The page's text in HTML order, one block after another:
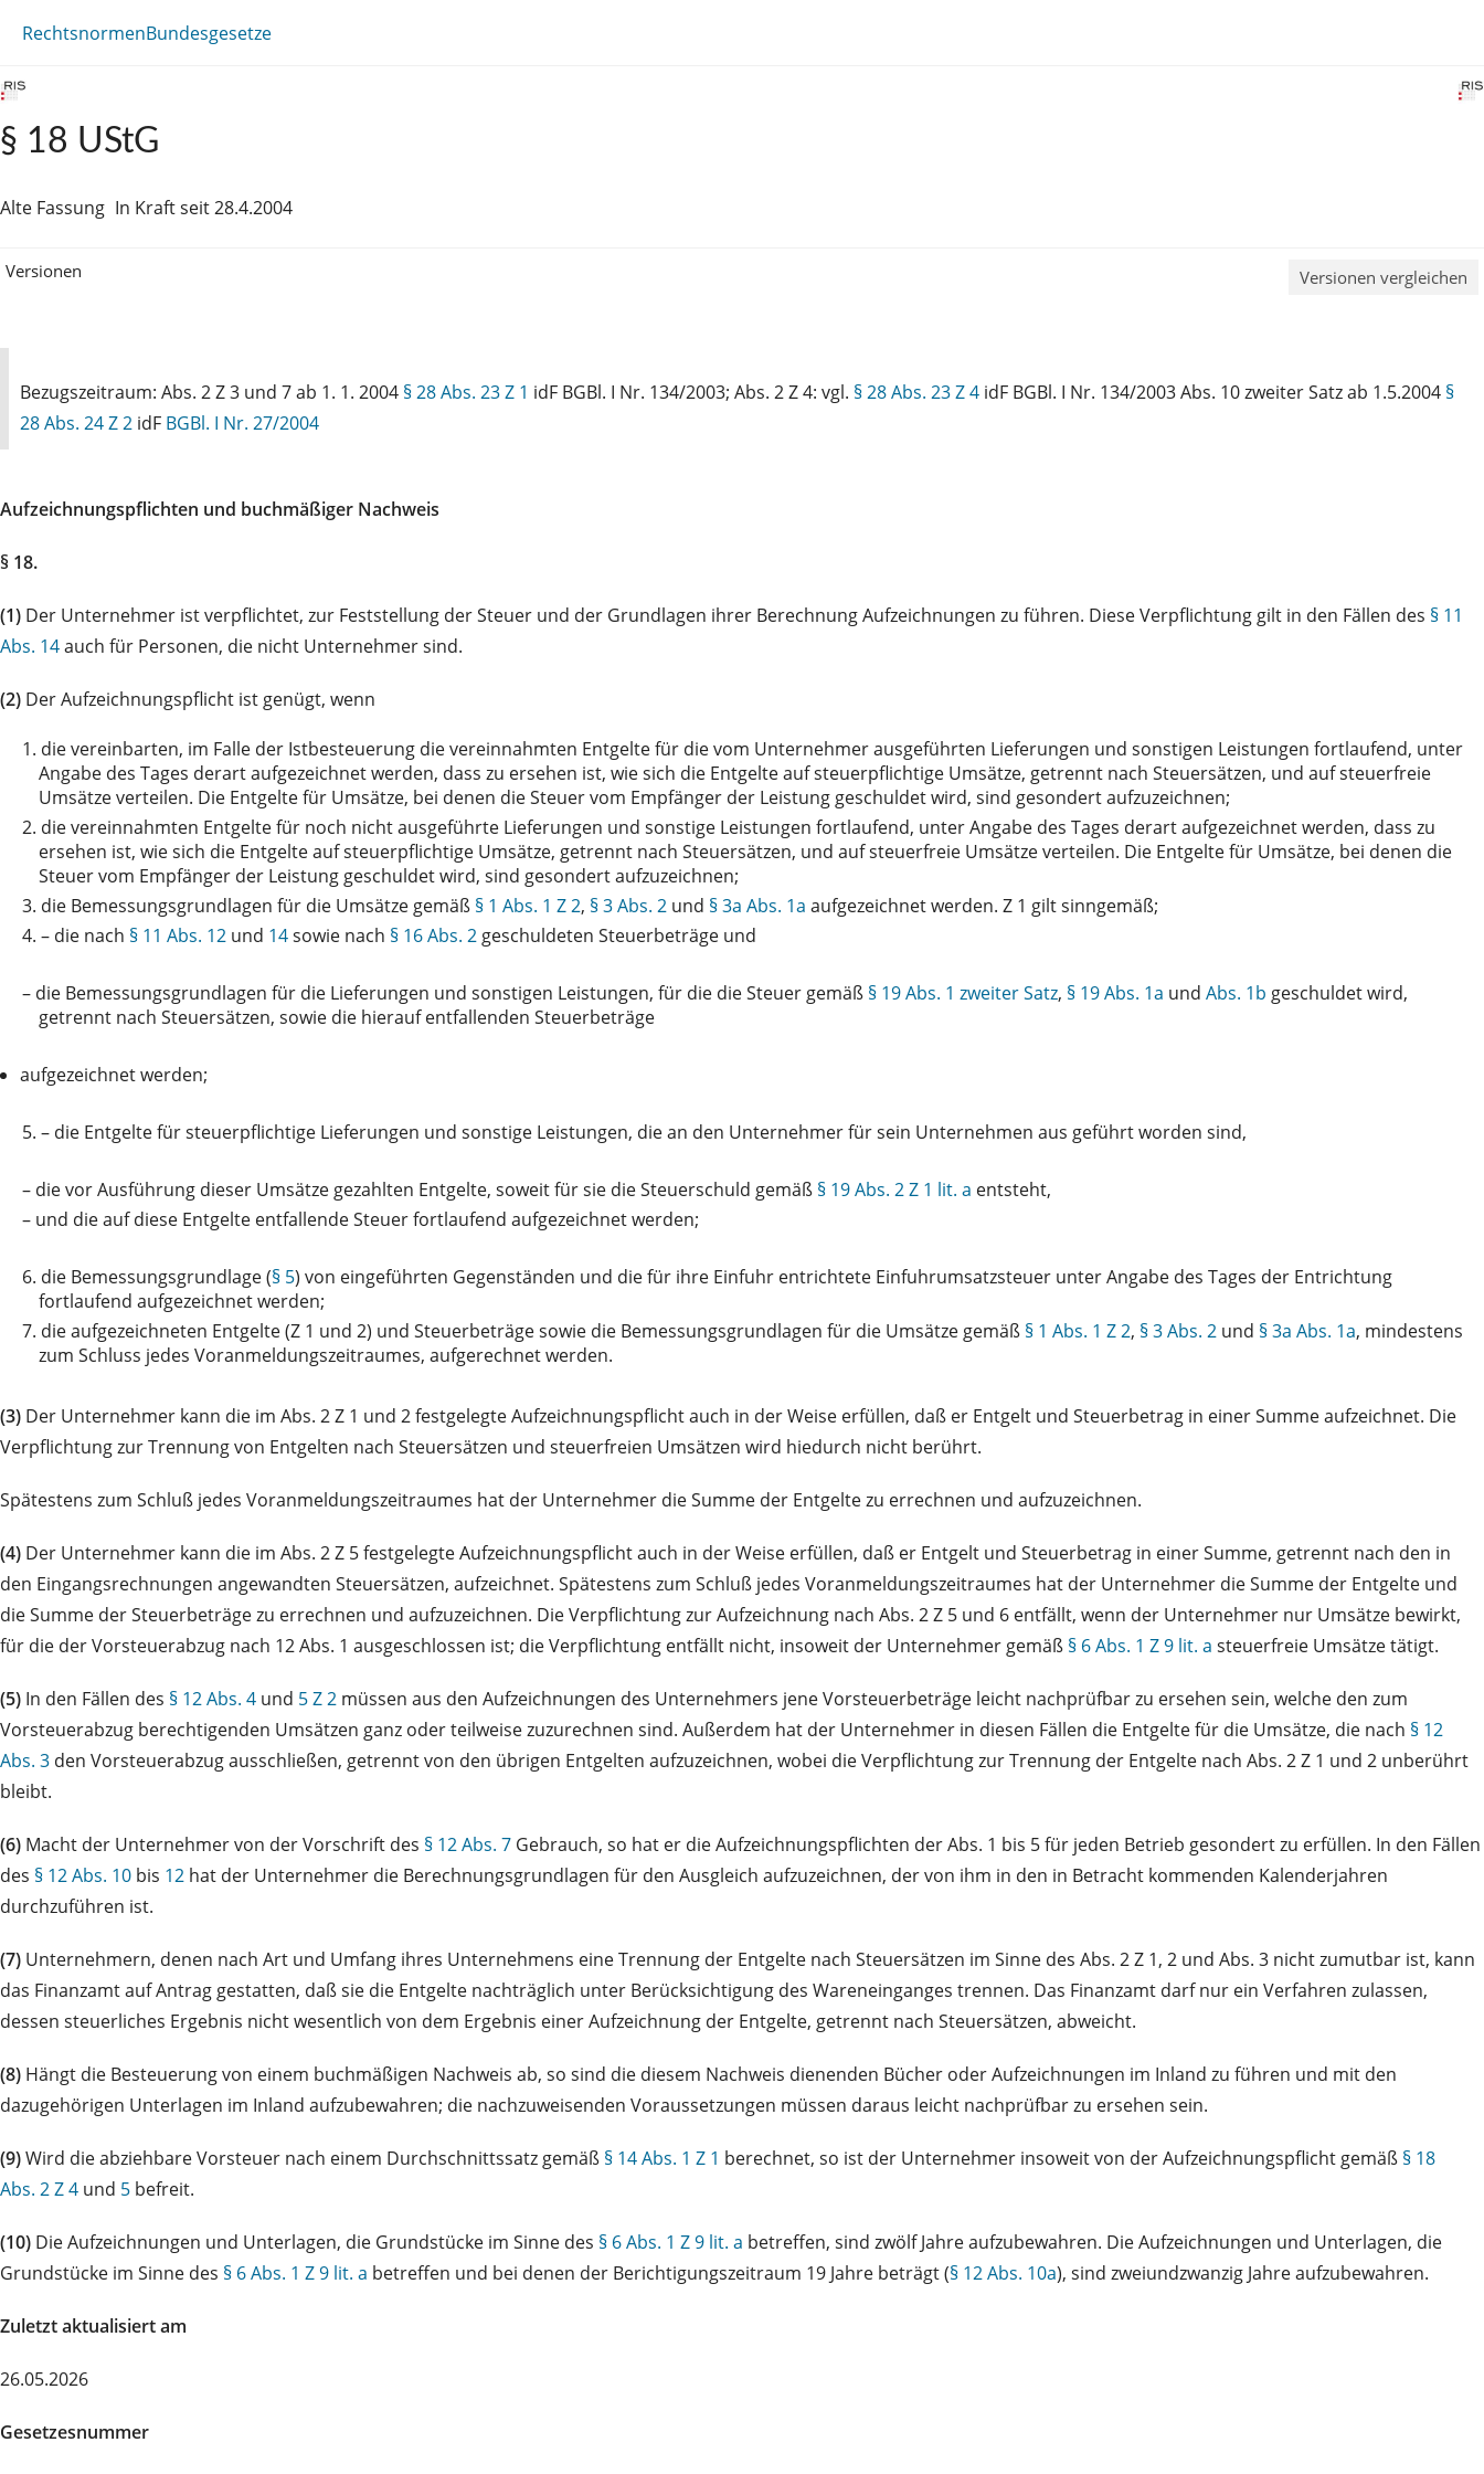
RechtsnormenBundesgesetze
§ 18 UStG
Alte Fassung In Kraft seit 28.4.2004
Versionen Versionen vergleichen
Bezugszeitraum: Abs. 2 Z 3 und 7 ab 1. 1. 2004 § 28 Abs. 23 Z 1 idF BGBl. I Nr. 134/2003; Abs. 2 Z 4: vgl. § 28 Abs. 23 Z 4 idF BGBl. I Nr. 134/2003 Abs. 10 zweiter Satz ab 1.5.2004 §
28 Abs. 24 Z 2 idF BGBl. I Nr. 27/2004
Aufzeichnungspflichten und buchmäßiger Nachweis
§ 18.
(1) Der Unternehmer ist verpflichtet, zur Feststellung der Steuer und der Grundlagen ihrer Berechnung Aufzeichnungen zu führen. Diese Verpflichtung gilt in den Fällen des § 11
Abs. 14auch für Personen, die nicht Unternehmer sind.
(2) Der Aufzeichnungspflicht ist genügt, wenn
1. die vereinbarten, im Falle der Istbesteuerung die vereinnahmten Entgelte für die vom Unternehmer ausgeführten Lieferungen und sonstigen Leistungen fortlaufend, unter
Angabe des Tages derart aufgezeichnet werden, dass zu ersehen ist, wie sich die Entgelte auf steuerpflichtige Umsätze, getrennt nach Steuersätzen, und auf steuerfreie
Umsätze verteilen. Die Entgelte für Umsätze, bei denen die Steuer vom Empfänger der Leistung geschuldet wird, sind gesondert aufzuzeichnen;
2. die vereinnahmten Entgelte für noch nicht ausgeführte Lieferungen und sonstige Leistungen fortlaufend, unter Angabe des Tages derart aufgezeichnet werden, dass zu
ersehen ist, wie sich die Entgelte auf steuerpflichtige Umsätze, getrennt nach Steuersätzen, und auf steuerfreie Umsätze verteilen. Die Entgelte für Umsätze, bei denen die
Steuer vom Empfänger der Leistung geschuldet wird, sind gesondert aufzuzeichnen;
3. die Bemessungsgrundlagen für die Umsätze gemäß § 1 Abs. 1 Z 2, § 3 Abs. 2 und § 3a Abs. 1a aufgezeichnet werden. Z 1 gilt sinngemäß;
4. – die nach § 11 Abs. 12 und 14sowie nach § 16 Abs. 2 geschuldeten Steuerbeträge und
– die Bemessungsgrundlagen für die Lieferungen und sonstigen Leistungen, für die die Steuer gemäß § 19 Abs. 1 zweiter Satz, § 19 Abs. 1a und Abs. 1b geschuldet wird,
getrennt nach Steuersätzen, sowie die hierauf entfallenden Steuerbeträge
aufgezeichnet werden;
5. – die Entgelte für steuerpflichtige Lieferungen und sonstige Leistungen, die an den Unternehmer für sein Unternehmen aus geführt worden sind,
– die vor Ausführung dieser Umsätze gezahlten Entgelte, soweit für sie die Steuerschuld gemäß § 19 Abs. 2 Z 1 lit. a entsteht,
– und die auf diese Entgelte entfallende Steuer fortlaufend aufgezeichnet werden;
6. die Bemessungsgrundlage (§ 5) von eingeführten Gegenständen und die für ihre Einfuhr entrichtete Einfuhrumsatzsteuer unter Angabe des Tages der Entrichtung
fortlaufend aufgezeichnet werden;
7. die aufgezeichneten Entgelte (Z 1 und 2) und Steuerbeträge sowie die Bemessungsgrundlagen für die Umsätze gemäß § 1 Abs. 1 Z 2, § 3 Abs. 2 und § 3a Abs. 1a, mindestens
zum Schluss jedes Voranmeldungszeitraumes, aufgerechnet werden.
(3) Der Unternehmer kann die im Abs. 2 Z 1 und 2 festgelegte Aufzeichnungspflicht auch in der Weise erfüllen, daß er Entgelt und Steuerbetrag in einer Summe aufzeichnet. Die
Verpflichtung zur Trennung von Entgelten nach Steuersätzen und steuerfreien Umsätzen wird hiedurch nicht berührt.
Spätestens zum Schluß jedes Voranmeldungszeitraumes hat der Unternehmer die Summe der Entgelte zu errechnen und aufzuzeichnen.
(4) Der Unternehmer kann die im Abs. 2 Z 5 festgelegte Aufzeichnungspflicht auch in der Weise erfüllen, daß er Entgelt und Steuerbetrag in einer Summe, getrennt nach den in
den Eingangsrechnungen angewandten Steuersätzen, aufzeichnet. Spätestens zum Schluß jedes Voranmeldungszeitraumes hat der Unternehmer die Summe der Entgelte und
die Summe der Steuerbeträge zu errechnen und aufzuzeichnen. Die Verpflichtung zur Aufzeichnung nach Abs. 2 Z 5 und 6 entfällt, wenn der Unternehmer nur Umsätze bewirkt,
für die der Vorsteuerabzug nach 12 Abs. 1 ausgeschlossen ist; die Verpflichtung entfällt nicht, insoweit der Unternehmer gemäß § 6 Abs. 1 Z 9 lit. a steuerfreie Umsätze tätigt.
(5) In den Fällen des § 12 Abs. 4 und 5 Z 2 müssen aus den Aufzeichnungen des Unternehmers jene Vorsteuerbeträge leicht nachprüfbar zu ersehen sein, welche den zum
Vorsteuerabzug berechtigenden Umsätzen ganz oder teilweise zuzurechnen sind. Außerdem hat der Unternehmer in diesen Fällen die Entgelte für die Umsätze, die nach § 12
Abs. 3 den Vorsteuerabzug ausschließen, getrennt von den übrigen Entgelten aufzuzeichnen, wobei die Verpflichtung zur Trennung der Entgelte nach Abs. 2 Z 1 und 2 unberührt
bleibt.
(6) Macht der Unternehmer von der Vorschrift des § 12 Abs. 7 Gebrauch, so hat er die Aufzeichnungspflichten der Abs. 1 bis 5 für jeden Betrieb gesondert zu erfüllen. In den Fällen
des § 12 Abs. 10 bis 12 hat der Unternehmer die Berechnungsgrundlagen für den Ausgleich aufzuzeichnen, der von ihm in den in Betracht kommenden Kalenderjahren
durchzuführen ist.
(7) Unternehmern, denen nach Art und Umfang ihres Unternehmens eine Trennung der Entgelte nach Steuersätzen im Sinne des Abs. 2 Z 1, 2 und Abs. 3 nicht zumutbar ist, kann
das Finanzamt auf Antrag gestatten, daß sie die Entgelte nachträglich unter Berücksichtigung des Wareneinganges trennen. Das Finanzamt darf nur ein Verfahren zulassen,
dessen steuerliches Ergebnis nicht wesentlich von dem Ergebnis einer Aufzeichnung der Entgelte, getrennt nach Steuersätzen, abweicht.
(8) Hängt die Besteuerung von einem buchmäßigen Nachweis ab, so sind die diesem Nachweis dienenden Bücher oder Aufzeichnungen im Inland zu führen und mit den
dazugehörigen Unterlagen im Inland aufzubewahren; die nachzuweisenden Voraussetzungen müssen daraus leicht nachprüfbar zu ersehen sein.
(9)Wird die abziehbare Vorsteuer nach einem Durchschnittssatz gemäß § 14 Abs. 1 Z 1 berechnet, so ist der Unternehmer insoweit von der Aufzeichnungspflicht gemäß § 18
Abs. 2 Z 4 und 5 befreit.
(10) Die Aufzeichnungen und Unterlagen, die Grundstücke im Sinne des § 6 Abs. 1 Z 9 lit. a betreffen, sind zwölf Jahre aufzubewahren. Die Aufzeichnungen und Unterlagen, die
Grundstücke im Sinne des § 6 Abs. 1 Z 9 lit. a betreffen und bei denen der Berichtigungszeitraum 19 Jahre beträgt (§ 12 Abs. 10a), sind zweiundzwanzig Jahre aufzubewahren.
Zuletzt aktualisiert am
26.05.2026
Gesetzesnummer